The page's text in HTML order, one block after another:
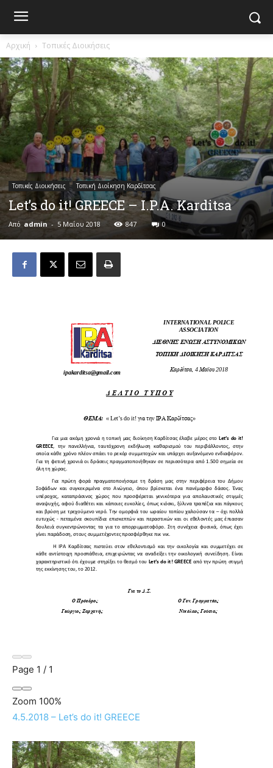
Αρχική Τοπικές Διοικήσεις
Τοπικές Διοικήσεις Τοπική Διοίκηση Καρδίτσας
Let’s do it! GREECE – I.P.A. Karditsa
Από admin - 5 Μαΐου 2018 847 0
Page 1 / 1
Zoom 100%
4.5.2018 – Let’s do it! GREECE